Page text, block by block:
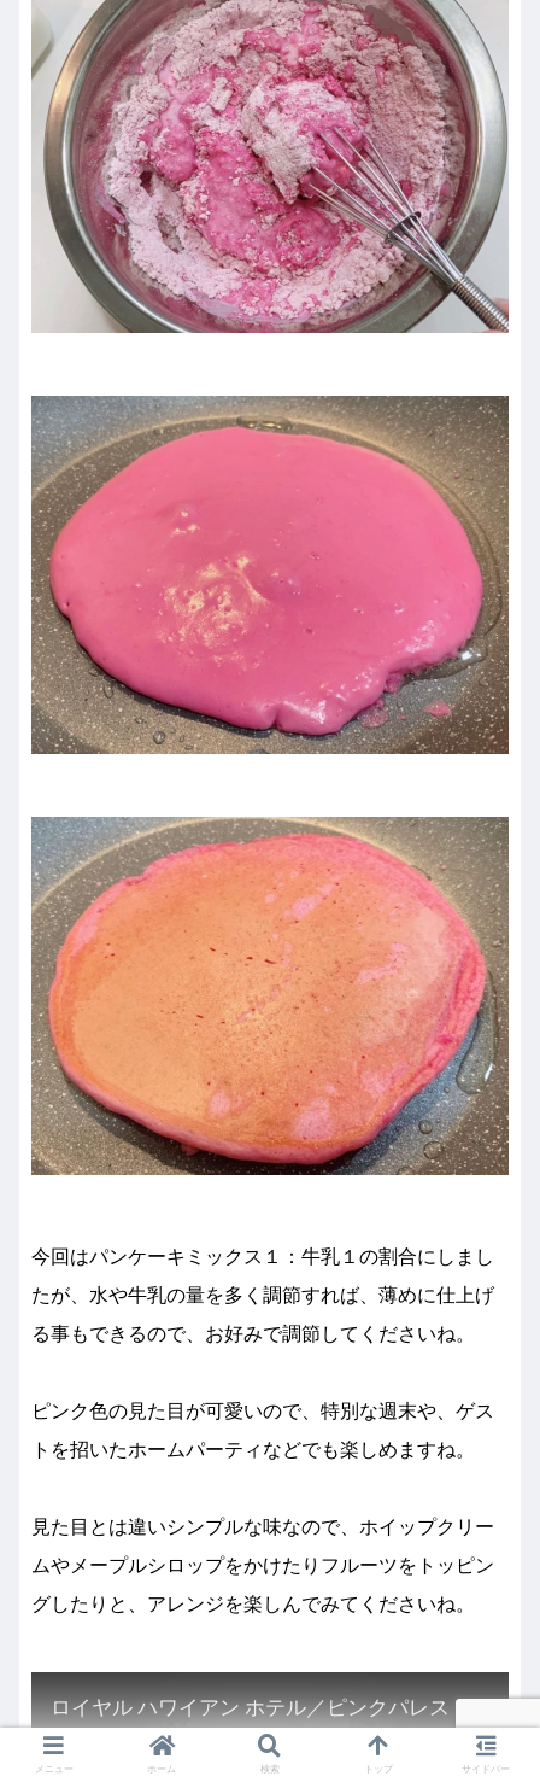
今回はパンケーキミックス１：牛乳１の割合にしまし
たが、水や牛乳の量を多く調節すれば、薄めに仕上げ
る事もできるので、お好みで調節してくださいね。
ピンク色の見た目が可愛いので、特別な週末や、ゲス
トを招いたホームパーティなどでも楽しめますね。
見た目とは違いシンプルな味なので、ホイップクリー
ムやメープルシロップをかけたりフルーツをトッピン
グしたりと、アレンジを楽しんでみてくださいね。
ロイヤル ハワイアン ホテル／ピンクパレス・パンケーキの作り方
メニュー ホーム 検索 トップ サイドバー